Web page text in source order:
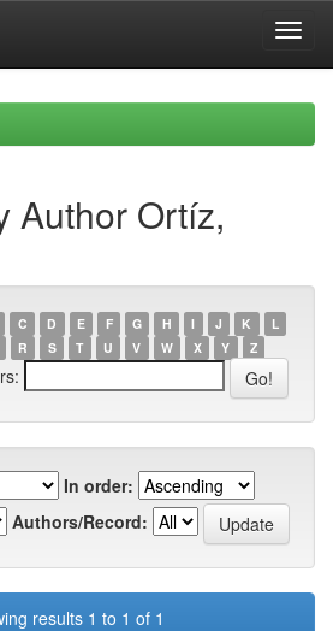
Author Ortíz,
C D E F G H I J K
L
R S T U V W X Y Z
In order:
Authors/Record:
results 1 to 1 of 1